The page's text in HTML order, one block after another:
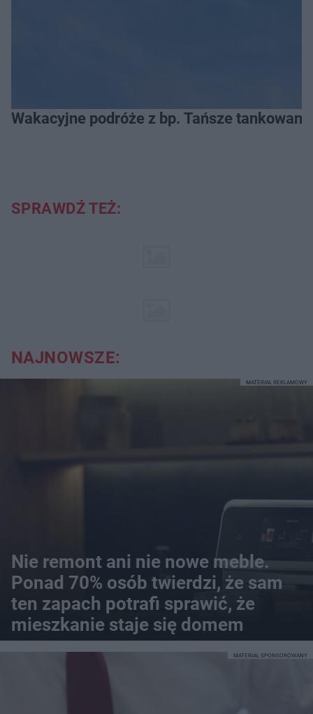
Wakacyjne podróże z bp. Tańsze
SPRAWDŹ TEŻ:
NAJNOWSZE:
Nie remont ani nie nowe meble.
Ponad 70% osób twierdzi, że sam
ten zapach potrafi sprawić, że
mieszkanie staje się domem
MATERIAŁ REKLAMOWY
MATERIAŁ SPONSOROWANY